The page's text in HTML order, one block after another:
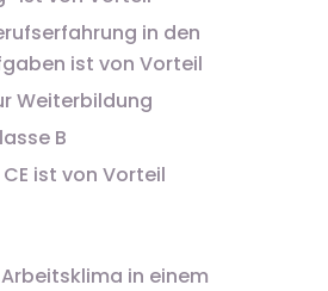
in den
ist von Vorteil
Weiterbildung
B
ist von Vorteil
in einem